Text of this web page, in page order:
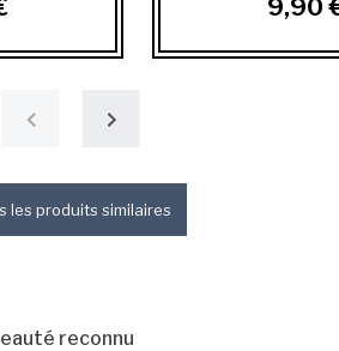
9,90
les produits similaires
reconnu